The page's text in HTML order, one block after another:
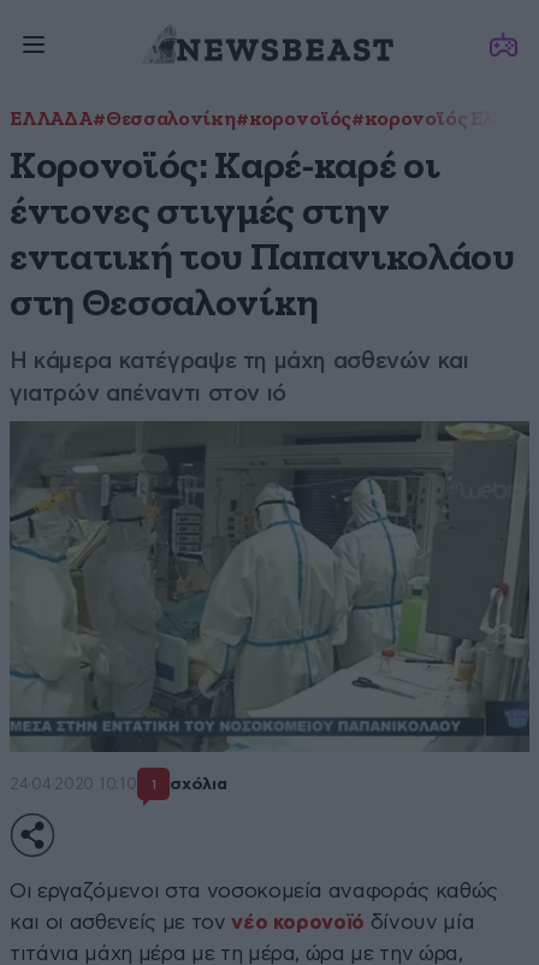
ΕΛΛΑΔΑ#Θεσσαλονίκη#κορονοϊός#κορονοϊός Ελλάδα
Κορονοϊός: Καρέ-καρέ οι
έντονες στιγμές στην
εντατική του Παπανικολάου
στη Θεσσαλονίκη
Η κάμερα κατέγραψε τη μάχη ασθενών και
γιατρών απέναντι στον ιό
24·04·2020 10:10 1 σχόλια
Οι εργαζόμενοι στα νοσοκομεία αναφοράς καθώς
και οι ασθενείς με τοννέο κορονοϊό δίνουν μία
τιτάνια μάχη μέρα με τη μέρα, ώρα με την ώρα,